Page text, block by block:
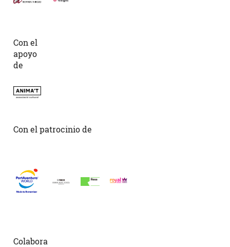
Con el
apoyo
de
Con el patrocinio de
Colabora